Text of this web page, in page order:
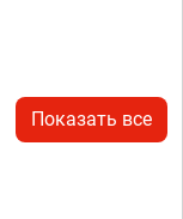
Показать все